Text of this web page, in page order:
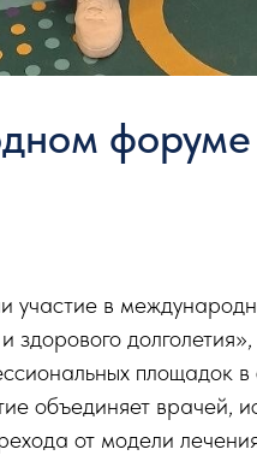
форуме
участие в
здорового
площадок
объединяет врачей,
от модели